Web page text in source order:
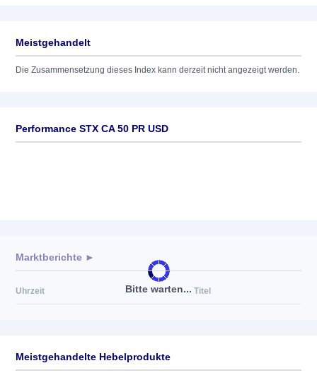
Meistgehandelt
Die Zusammensetzung dieses Index kann derzeit nicht angezeigt werden.
Performance STX CA 50 PR USD
Bitte warten...
Marktberichte ►
Uhrzeit Titel
Meistgehandelte Hebelprodukte